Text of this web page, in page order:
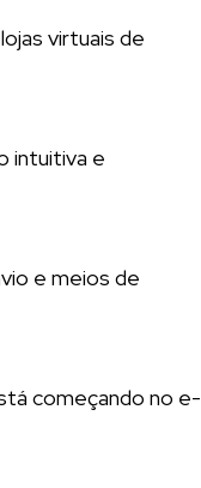
virtuais de
intuitiva e
e meios de
começando no e-